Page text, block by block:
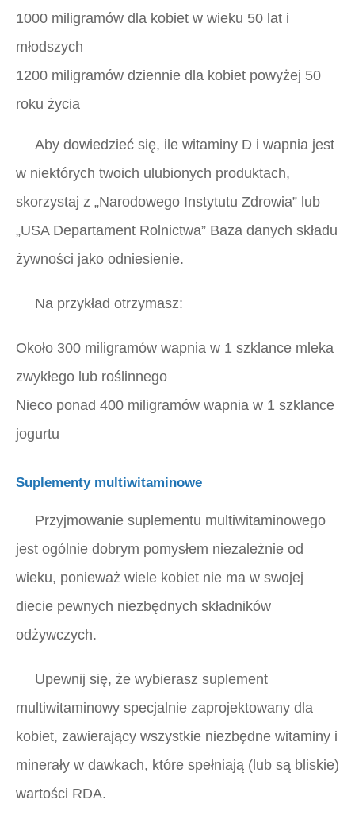
1000 miligramów dla kobiet w wieku 50 lat i
młodszych
1200 miligramów dziennie dla kobiet powyżej 50
roku życia
Aby dowiedzieć się, ile witaminy D i wapnia jest
w niektórych twoich ulubionych produktach,
skorzystaj z „Narodowego Instytutu Zdrowia” lub
„USA Departament Rolnictwa” Baza danych składu
żywności jako odniesienie.
Na przykład otrzymasz:
Około 300 miligramów wapnia w 1 szklance mleka
zwykłego lub roślinnego
Nieco ponad 400 miligramów wapnia w 1 szklance
jogurtu
Suplementy multiwitaminowe
Przyjmowanie suplementu multiwitaminowego
jest ogólnie dobrym pomysłem niezależnie od
wieku, ponieważ wiele kobiet nie ma w swojej
diecie pewnych niezbędnych składników
odżywczych.
Upewnij się, że wybierasz suplement
multiwitaminowy specjalnie zaprojektowany dla
kobiet, zawierający wszystkie niezbędne witaminy i
minerały w dawkach, które spełniają (lub są bliskie)
wartości RDA.